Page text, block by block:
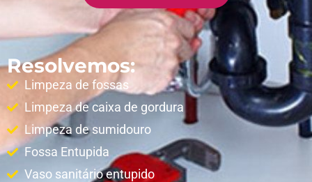
Resolvemos:
Limpeza de fossas
Limpeza de caixa de gordura
Limpeza de sumidouro
Fossa Entupida
Vaso sanitário entupido